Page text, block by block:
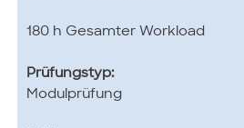
180 h Gesamter Workload
Prüfungstyp:
Modulprüfung